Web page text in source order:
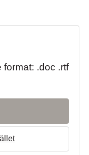
format: .doc .rtf